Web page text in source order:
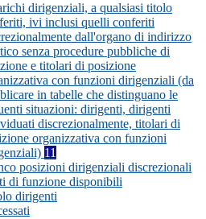
dirigenziali, a qualsiasi titolo
ivi inclusi quelli conferiti
dall'organo di indirizzo
senza procedure pubbliche di
e titolari di posizione
con funzioni dirigenziali (da
in tabelle che distinguano le
situazioni: dirigenti, dirigenti
discrezionalmente, titolari di
organizzativa con funzioni
11
posizioni dirigenziali discrezionali
di funzione disponibili
dirigenti